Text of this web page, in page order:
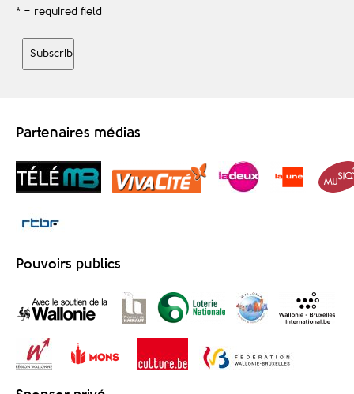
* = required field
Partenaires médias
Pouvoirs publics